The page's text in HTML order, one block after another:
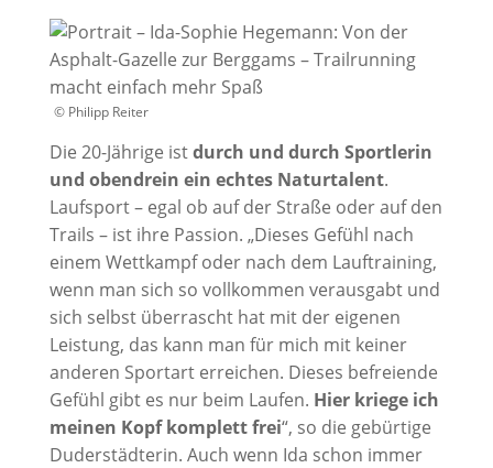
© Philipp Reiter
Die 20-Jährige istdurch und durch Sportlerin
und obendrein ein echtes Naturtalent.
Laufsport – egal ob auf der Straße oder auf den
Trails – ist ihre Passion. „Dieses Gefühl nach
einem Wettkampf oder nach dem Lauftraining,
wenn man sich so vollkommen verausgabt und
sich selbst überrascht hat mit der eigenen
Leistung, das kann man für mich mit keiner
anderen Sportart erreichen. Dieses befreiende
Gefühl gibt es nur beim Laufen. Hier kriege ich
meinen Kopf komplett frei“, so die gebürtige
Duderstädterin. Auch wenn Ida schon immer